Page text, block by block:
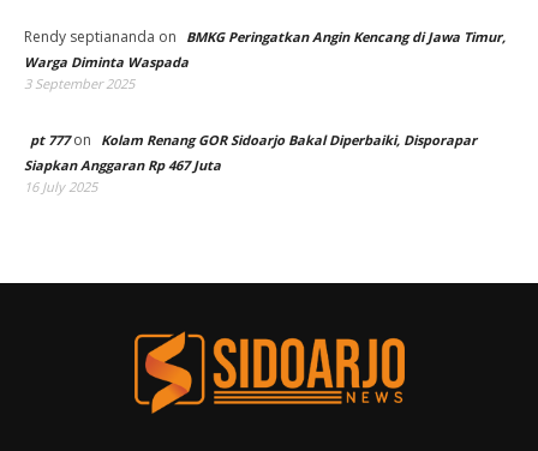
Rendy septiananda on
BMKG Peringatkan Angin Kencang di Jawa Timur,
Warga Diminta Waspada
3 September 2025
pt 777on
Kolam Renang GOR Sidoarjo Bakal Diperbaiki, Disporapar
Siapkan Anggaran Rp 467 Juta
16 July 2025